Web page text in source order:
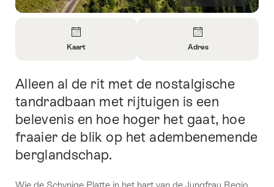
over
Kaart
Kaart
over
Contact
Adres
Inleiding
Alleen al de rit met de nostalgische
tandradbaan met rijtuigen is een
belevenis en hoe hoger het gaat, hoe
fraaier de blik op het adembenemende
berglandschap.
Wie de Schynige Platte in het hart van de Jungfrau Regio